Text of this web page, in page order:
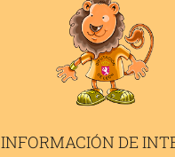
INFORMACIÓN DE